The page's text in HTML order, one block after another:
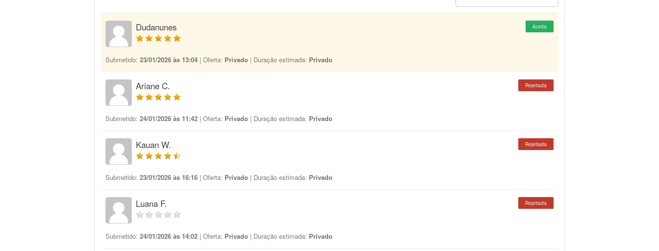
Dudanunes Aceita
Submetido: 23/01/2026 às 13:04 | Oferta: Privado | Duração estimada: Privado
Ariane C. Rejeitada
Submetido: 24/01/2026 às 11:42 | Oferta: Privado | Duração estimada: Privado
Kauan W. Rejeitada
Submetido: 23/01/2026 às 16:16 | Oferta: Privado | Duração estimada: Privado
Luana F. Rejeitada
Submetido: 24/01/2026 às 14:02 | Oferta: Privado | Duração estimada: Privado